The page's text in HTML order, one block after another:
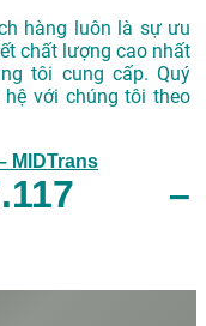
hàng luôn là sự ưu
chất lượng cao nhất
tôi cung cấp. Quý
với chúng tôi theo
MIDTrans
–